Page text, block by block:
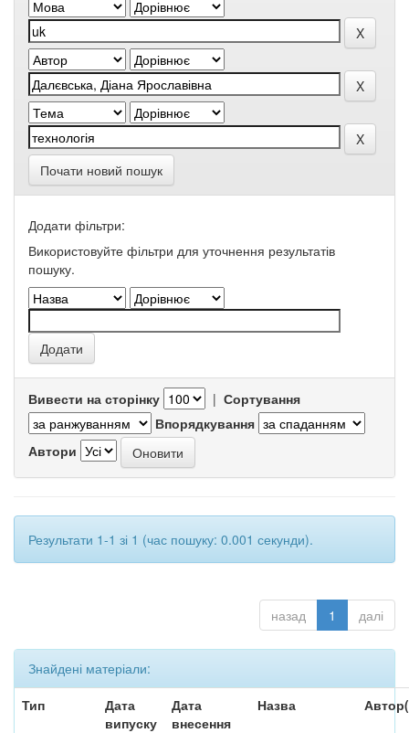
Почати новий пошук
Додати фільтри:
Використовуйте фільтри для уточнення результатів
пошуку.
Вивести на сторінку | Сортування
Впорядкування
Автори
Результати 1-1 зі 1 (час пошуку: 0.001 секунди).
назад 1 далі
Знайдені матеріали:
Тип
Дата
випуску
Дата
внесення
Назва